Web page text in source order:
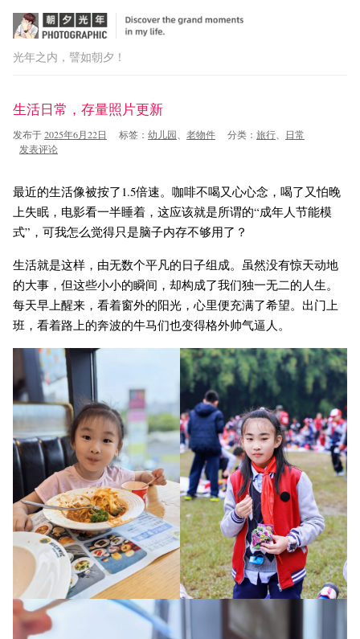
光年之内，譬如朝夕！
跳
至
文
生活日常，存量照片更新
发布于2025年6月22日 标签： 幼儿园 老物件 分类： 旅行
日常
发表评论
最近的生活像被按了1.5倍速。咖啡不喝又心心念，喝了又怕晚
上失眠，电影看一半睡着，这应该就是所谓的“成年人节能模
式”，可我怎么觉得只是脑子内存不够用了？
生活就是这样，由无数个平凡的日子组成。虽然没有惊天动地
的大事，但这些小小的瞬间，却构成了我们独一无二的人生。
每天早上醒来，看着窗外的阳光，心里便充满了希望。出门上
班，看着路上的奔波的牛马们也变得格外帅气逼人。